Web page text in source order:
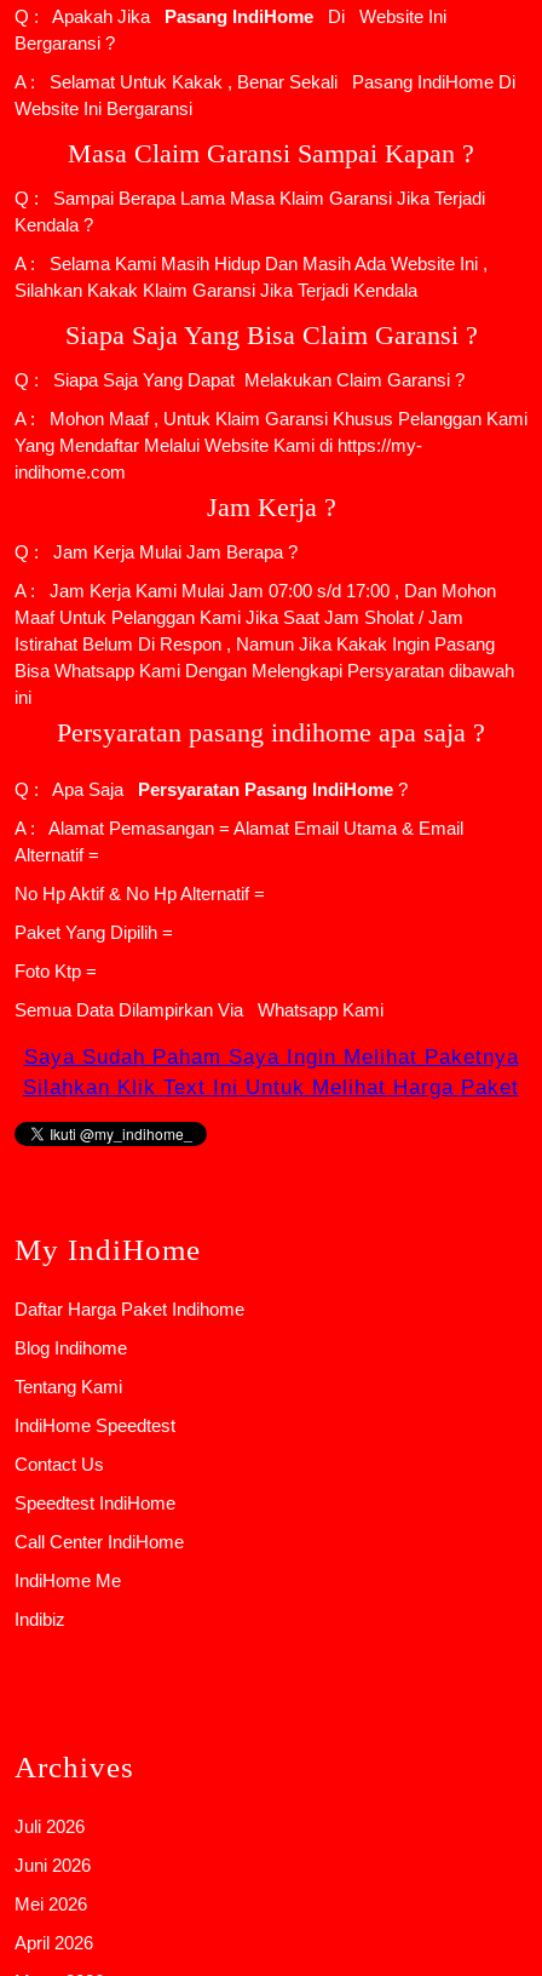
Q : Apakah Jika Pasang IndiHome Di
Website Ini
Bergaransi ?
A : Selamat Untuk Kakak , Benar Sekali
Pasang IndiHome Di
Website Ini Bergaransi
Masa Claim Garansi Sampai Kapan ?
Q : Sampai Berapa Lama Masa Klaim Garansi Jika Terjadi
Kendala ?
A : Selama Kami Masih Hidup Dan Masih Ada Website Ini ,
Silahkan Kakak Klaim Garansi Jika Terjadi Kendala
Siapa Saja Yang Bisa Claim Garansi ?
Q : Siapa Saja Yang Dapat Melakukan Claim Garansi ?
A : Mohon Maaf , Untuk Klaim Garansi Khusus Pelanggan Kami
Yang Mendaftar Melalui Website Kami di https://my-
indihome.com
Jam Kerja ?
Q : Jam Kerja Mulai Jam Berapa ?
A : Jam Kerja Kami Mulai Jam 07:00 s/d 17:00 , Dan Mohon
Maaf Untuk Pelanggan Kami Jika Saat Jam Sholat / Jam
Istirahat Belum Di Respon , Namun Jika Kakak Ingin Pasang
Bisa Whatsapp Kami Dengan Melengkapi Persyaratan dibawah
ini
Persyaratan pasang indihome apa saja ?
Q : Apa Saja Persyaratan Pasang IndiHome ?
A : Alamat Pemasangan = Alamat Email Utama & Email
Alternatif =
No Hp Aktif & No Hp Alternatif =
Paket Yang Dipilih =
Foto Ktp =
Semua Data Dilampirkan Via
Whatsapp Kami
Saya Sudah Paham Saya Ingin Melihat Paketnya
Silahkan Klik Text Ini Untuk Melihat Harga Paket
My IndiHome
Daftar Harga Paket Indihome
Blog Indihome
Tentang Kami
IndiHome Speedtest
Contact Us
Speedtest IndiHome
Call Center IndiHome
IndiHome Me
Indibiz
Archives
Juli 2026
Juni 2026
Mei 2026
April 2026